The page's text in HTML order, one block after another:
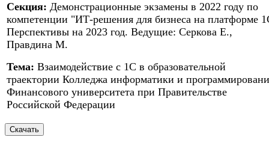
Секция: Демонстрационные экзамены в 2022 году по
компетенции "ИТ-решения для бизнеса на платформе
Перспективы на 2023 год. Ведущие: Серкова Е.,
Правдина М.
Тема: Взаимодействие с 1С в образовательной
траектории Колледжа информатики и
Финансового университета при Правительстве
Российской Федерации